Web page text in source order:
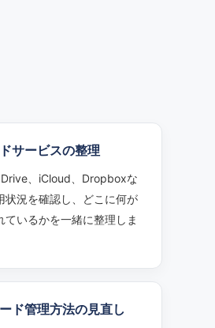
サービスの整理
、iCloud、Dropboxな
状況を確認し、どこに何が
ているかを一緒に整理しま
ド管理方法の見直し